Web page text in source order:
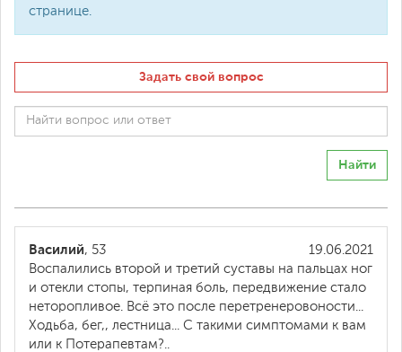
странице.
Задать свой вопрос
Найти
19.06.2021
Василий, 53
Воспалились второй и третий суставы на пальцах ног
и отекли стопы, терпиная боль, передвижение стало
неторопливое. Всё это после перетренеровоности...
Ходьба, бег,, лестница... С такими симптомами к вам
или к Потерапевтам?..